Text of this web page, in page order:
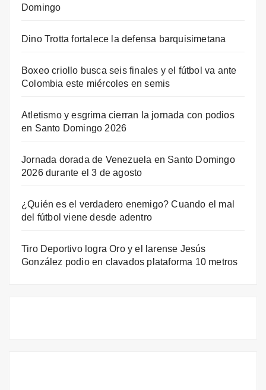
Domingo
Dino Trotta fortalece la defensa barquisimetana
Boxeo criollo busca seis finales y el fútbol va ante
Colombia este miércoles en semis
Atletismo y esgrima cierran la jornada con podios
en Santo Domingo 2026
Jornada dorada de Venezuela en Santo Domingo
2026 durante el 3 de agosto
¿Quién es el verdadero enemigo? Cuando el mal
del fútbol viene desde adentro
Tiro Deportivo logra Oro y el larense Jesús
González podio en clavados plataforma 10 metros